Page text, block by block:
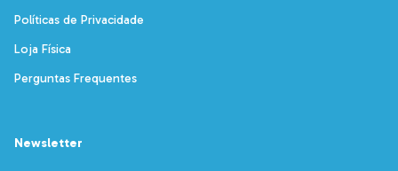
Políticas de Privacidade
Loja Física
Perguntas Frequentes
Newsletter